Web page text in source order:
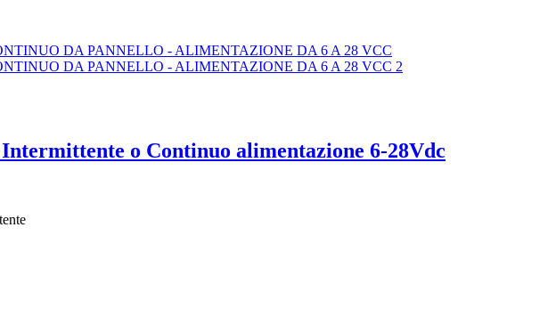
o Continuo alimentazione 6-28Vdc